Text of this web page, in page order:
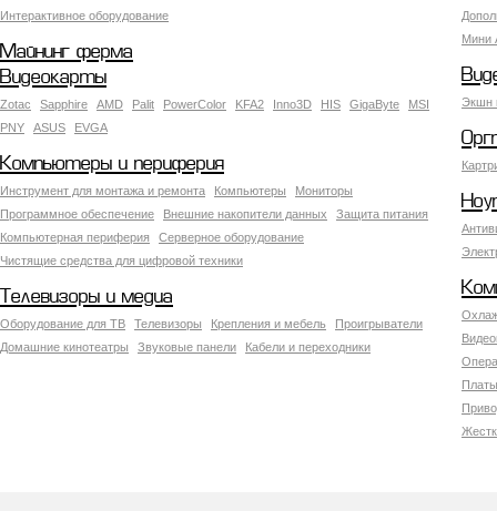
Мини
Интерактивное оборудование
Майнинг ферма
Экшн
Видеокарты
Zotac Sapphire AMD Palit PowerColor KFA2 Inno3D HIS GigaByte
MSI
PNY
ASUS EVGA
Компьютеры и периферия
Инструмент для монтажа и ремонта Компьютеры
Мониторы
Программное обеспечение
Внешние накопители данных
Защита питания
Компьютерная периферия
Серверное оборудование
Чистящие средства для цифровой техники
Телевизоры и медиа
Оборудование для ТВ Телевизоры Крепления и мебель
Проигрыватели
Домашние кинотеатры
Звуковые панели Кабели и переходники